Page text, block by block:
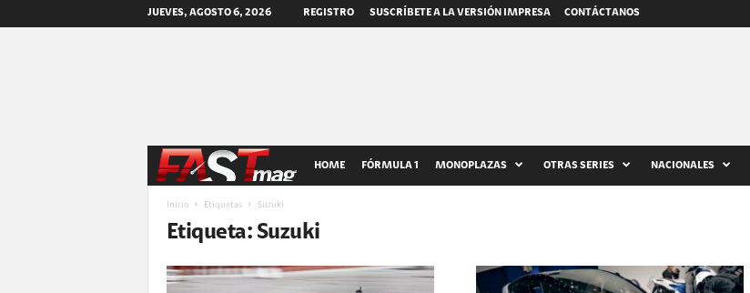
JUEVES, AGOSTO 6, 2026 REGISTRO SUSCRÍBETE A LA VERSIÓN IMPRESA CONTÁCTANOS
T
HOME FÓRMULA 1 MONOPLAZAS OTRAS SERIES NACIONALES
Inicio Etiquetas Suzuki
Etiqueta: Suzuki